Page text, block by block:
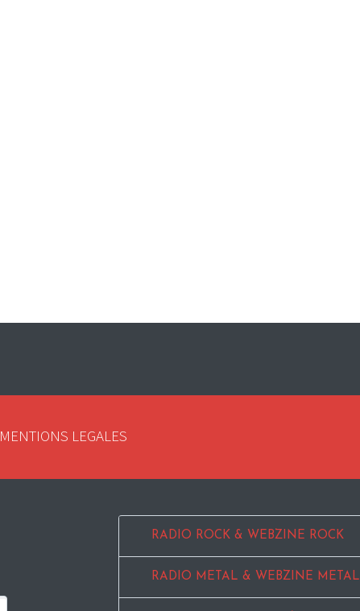
MENTIONS LEGALES
RADIO ROCK & WEBZINE ROCK
RADIO METAL & WEBZINE METAL